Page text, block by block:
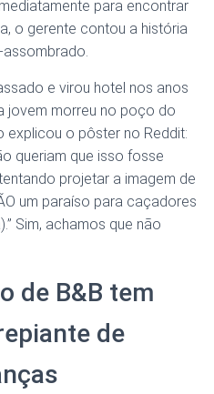
para encontrar
o gerente contou a história
e virou hotel nos anos
jovem morreu no poço do
explicou o pôster no Reddit:
queriam que isso fosse
projetar a imagem de
um paraíso para caçadores
Sim, achamos que não
de B&B tem
de